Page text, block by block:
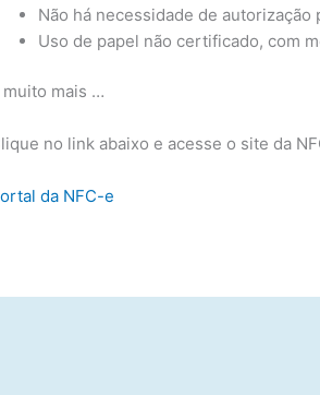
Não há necessidade de
Uso de papel não certificado, com
muito mais …
no link abaixo e acesse o site da
da NFC-e